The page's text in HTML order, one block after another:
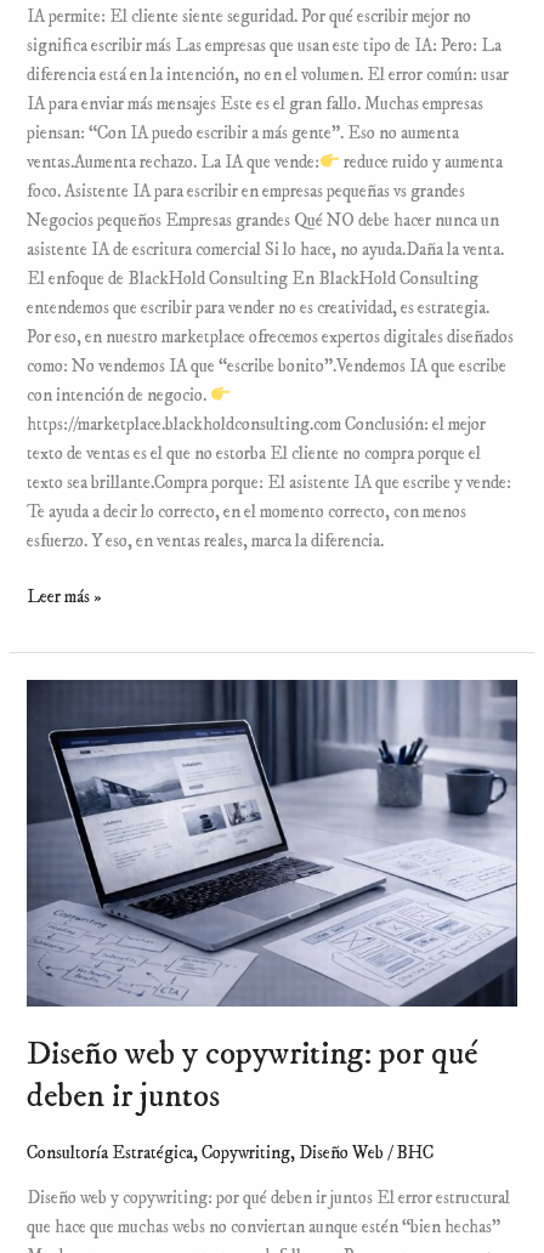
IA permite: El cliente siente seguridad. Por qué escribir mejor no
significa escribir más Las empresas que usan este tipo de IA: Pero: La
diferencia está en la intención, no en el volumen. El error común: usar
IA para enviar más mensajes Este es el gran fallo. Muchas empresas
piensan: “Con IA puedo escribir a más gente”. Eso no aumenta
ventas.Aumenta rechazo. La IA que vende:
reduce ruido y aumenta
foco. Asistente IA para escribir en empresas pequeñas vs grandes
Negocios pequeños Empresas grandes Qué NO debe hacer nunca un
asistente IA de escritura comercial Si lo hace, no ayuda.Daña la venta.
El enfoque de BlackHold Consulting En BlackHold Consulting
entendemos que escribir para vender no es creatividad, es estrategia.
Por eso, en nuestro marketplace ofrecemos expertos digitales diseñados
como: No vendemos IA que “escribe bonito”.Vendemos IA que escribe
con intención de negocio.
https://marketplace.blackholdconsulting.com Conclusión: el mejor
texto de ventas es el que no estorba El cliente no compra porque el
texto sea brillante.Compra porque: El asistente IA que escribe y vende:
Te ayuda a decir lo correcto, en el momento correcto, con menos
esfuerzo. Y eso, en ventas reales, marca la diferencia.
Leer más »
Diseño web y copywriting: por qué
deben ir juntos
Consultoría Estratégica,Copywriting, Diseño Web /BHC
Diseño web y copywriting: por qué deben ir juntos El error estructural
que hace que muchas webs no conviertan aunque estén “bien hechas”
copywriting:
juntos